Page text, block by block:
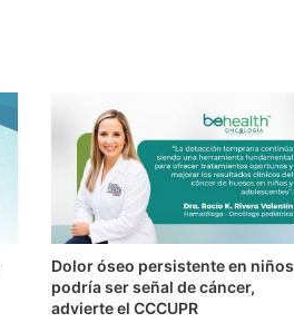
Dolor óseo persistente en niños
podría ser señal de cáncer,
advierte el CCCUPR